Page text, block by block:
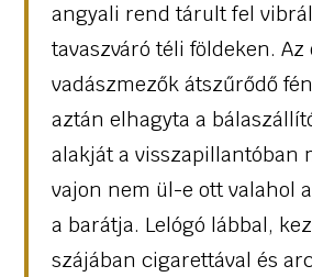
angyali rend tárult fel
tavaszváró téli földeken. Az
vadászmezők átszűrődő
aztán elhagyta a
alakját a visszapillantóban
vajon nem ül-e ott valahol
a barátja. Lelógó lábbal,
szájában cigarettával és